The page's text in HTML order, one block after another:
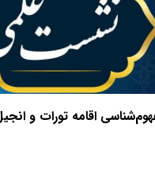
اقامه تورات و